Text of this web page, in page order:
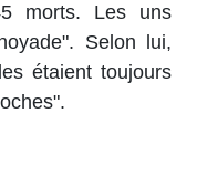
morts. Les uns
Selon lui,
étaient toujours